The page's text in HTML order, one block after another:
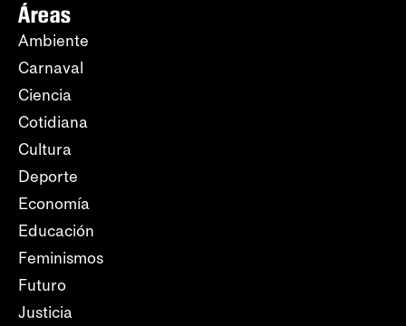
Áreas
Ambiente
Carnaval
Ciencia
Cotidiana
Cultura
Deporte
Economía
Educación
Feminismos
Futuro
Justicia